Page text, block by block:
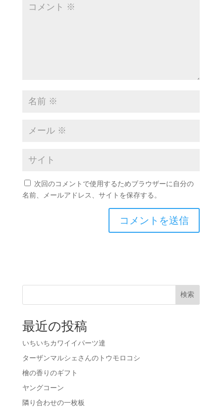
次回のコメントで使用するためブラウザーに自分の
名前、メールアドレス、サイトを保存する。
検索
最近の投稿
いちいちカワイイパーツ達
ターザンマルシェさんのトウモロコシ
檜の香りのギフト
ヤングコーン
隣り合わせの一枚板